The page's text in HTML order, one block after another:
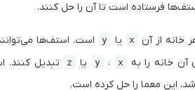
فرستاده است تا آن را حل کنند.
خانه از آن x یا y
است. استف‌ها
آن خانه را به
x ، ‍ y یا ‍‍ z
تبدیل کنند.
این معما را حل کرده است.